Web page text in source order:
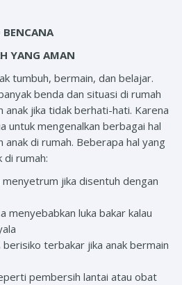
BENCANA
YANG AMAN
tumbuh, bermain, dan belajar.
benda dan situasi di rumah
anak jika tidak berhati-hati. Karena
untuk mengenalkan berbagai hal
anak di rumah. Beberapa hal yang
di rumah:
menyetrum jika disentuh dengan
menyebabkan luka bakar kalau
berisiko terbakar jika anak bermain
pembersih lantai atau obat